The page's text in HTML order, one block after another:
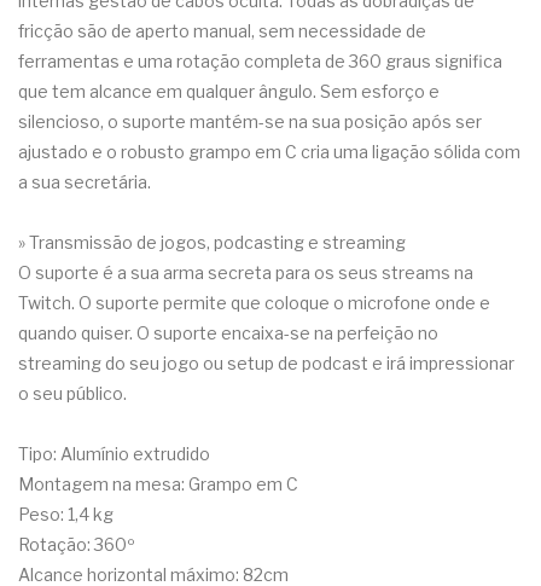
fricção são de aperto manual, sem necessidade de
ferramentas e uma rotação completa de 360 graus significa
que tem alcance em qualquer ângulo. Sem esforço e
silencioso, o suporte mantém-se na sua posição após ser
ajustado e o robusto grampo em C cria uma ligação sólida com
a sua secretária.
» Transmissão de jogos, podcasting e streaming
O suporte é a sua arma secreta para os seus streams na
Twitch. O suporte permite que coloque o microfone onde e
quando quiser. O suporte encaixa-se na perfeição no
streaming do seu jogo ou setup de podcast e irá impressionar
o seu público.
Tipo: Alumínio extrudido
Montagem na mesa: Grampo em C
Peso: 1,4 kg
Rotação: 360º
Alcance horizontal máximo: 82cm